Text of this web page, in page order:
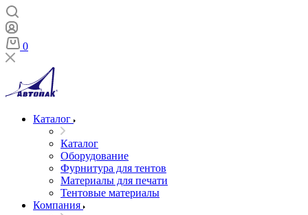
0
Каталог
Каталог
Оборудование
Фурнитура для тентов
Материалы для печати
Тентовые материалы
Компания